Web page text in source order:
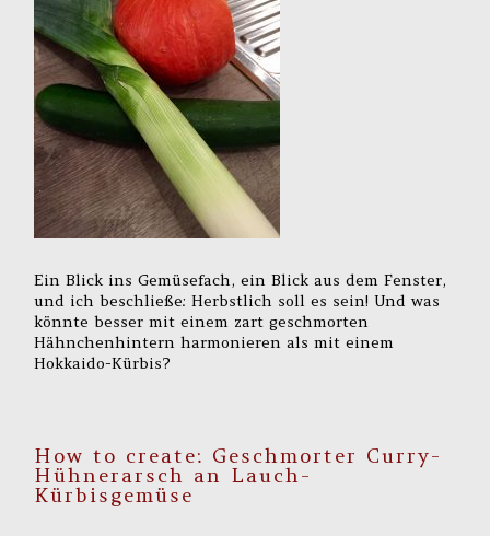
Ein Blick ins Gemüsefach, ein Blick aus dem Fenster,
und ich beschließe: Herbstlich soll es sein! Und was
könnte besser mit einem zart geschmorten
Hähnchenhintern harmonieren als mit einem
Hokkaido-Kürbis?
How to create: Geschmorter Curry-
Hühnerarsch an Lauch-
Kürbisgemüse